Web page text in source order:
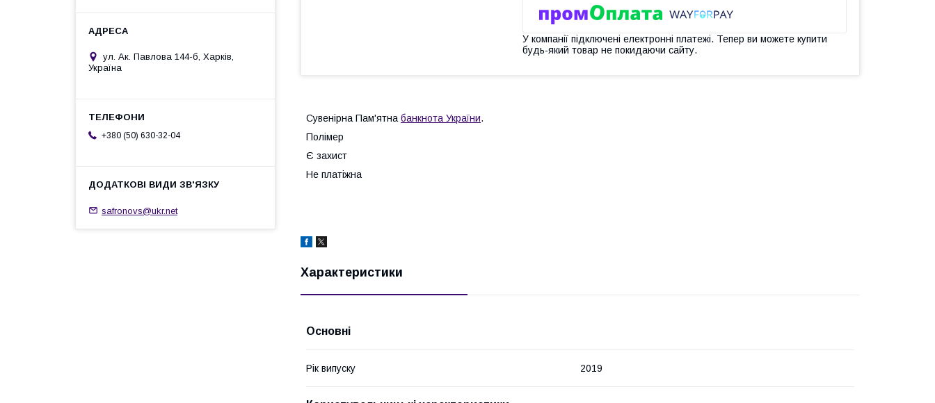
У компанії підключені електронні платежі. Тепер ви можете купити
будь-який товар не покидаючи сайту.
Сувенірна Пам'ятна банкнота України.
Полімер
Є захист
Не платіжна
Характеристики
Основні
Рік випуску 2019
ул. Ак. Павлова 144-б, Харків,
Україна
+380 (50) 630-32-04
safronovs@ukr.net